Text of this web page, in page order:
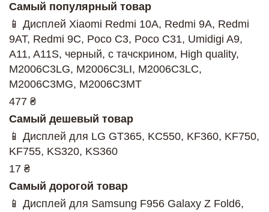
Самый популярный товар
📱 Дисплей Xiaomi Redmi 10A, Redmi 9A, Redmi
9AT, Redmi 9C, Poco C3, Poco C31, Umidigi A9,
A11, A11S, черный, с тачскрином, High quality,
M2006C3LG, M2006C3LI, M2006C3LC,
M2006C3MG, M2006C3MT
477 ₴
Самый дешевый товар
📱 Дисплей для LG GT365, KC550, KF360, KF750,
KF755, KS320, KS360
17 ₴
Самый дорогой товар
📱 Дисплей для Samsung F956 Galaxy Z Fold6,